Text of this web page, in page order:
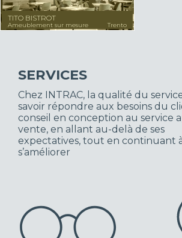
TITO BISTROT
Ameublement sur mesure Trento
SERVICES
Chez INTRAC, la qualité du
savoir répondre aux besoins du
conseil en conception au service
vente, en allant au-delà de ses
expectatives, tout en continuant
s’améliorer